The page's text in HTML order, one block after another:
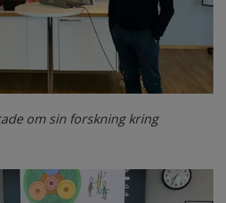
om sin forskning kring